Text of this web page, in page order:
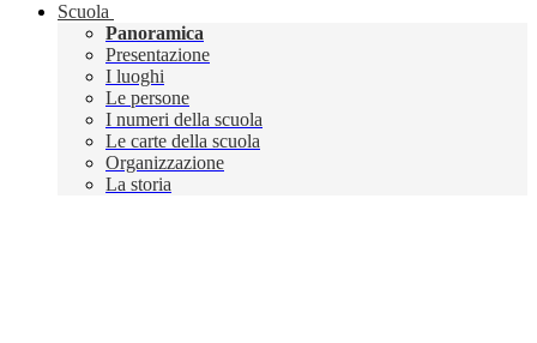
Scuola
Panoramica
Presentazione
I luoghi
Le persone
I numeri della scuola
Le carte della scuola
Organizzazione
La storia